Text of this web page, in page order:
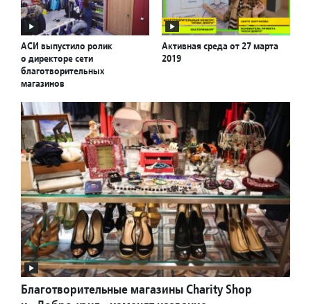
АСИ выпустило ролик
о директоре сети
благотворительных
магазинов
Активная среда от 27 марта
2019
Благотворительные магазины Charity Shop